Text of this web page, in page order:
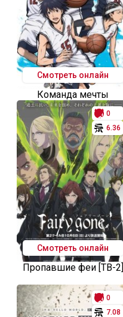
Смотреть онлайн
Команда мечты
0
6.36
Смотреть онлайн
Пропавшие феи [ТВ-2]
0
7.08